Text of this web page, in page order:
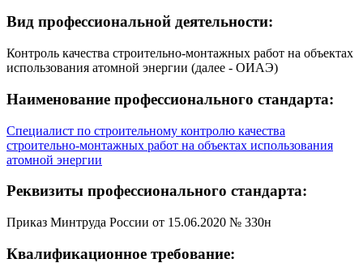
Вид профессиональной деятельности:
Контроль качества строительно-монтажных работ на объектах
использования атомной энергии (далее - ОИАЭ)
Наименование профессионального стандарта:
Специалист по строительному контролю качества
строительно-монтажных работ на объектах использования
атомной энергии
Реквизиты профессионального стандарта:
Приказ Минтруда России от 15.06.2020 № 330н
Квалификационное требование: